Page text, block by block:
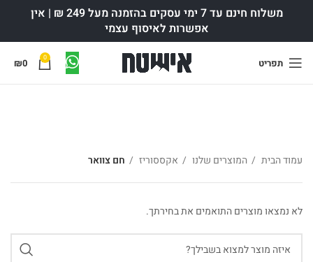
משלוח חינם עד 7 ימי עסקים בהזמנה מעל 249 ₪ | אין
אפשרות לאיסוף עצמי
תפריט 0
₪0
עמוד הבית המוצרים שלנו אקססוריז חם צוואר
לא נמצאו מוצרים התואמים את בחירתך.